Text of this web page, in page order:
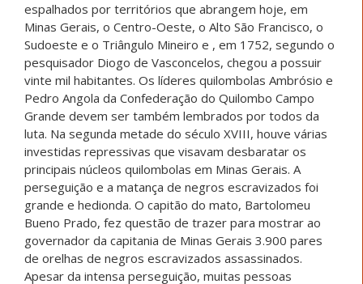
espalhados por territórios que abrangem hoje, em
Minas Gerais, o Centro-Oeste, o Alto São Francisco, o
Sudoeste e o Triângulo Mineiro e , em 1752, segundo o
pesquisador Diogo de Vasconcelos, chegou a possuir
vinte mil habitantes. Os líderes quilombolas Ambrósio e
Pedro Angola da Confederação do Quilombo Campo
Grande devem ser também lembrados por todos da
luta. Na segunda metade do século XVIII, houve várias
investidas repressivas que visavam desbaratar os
principais núcleos quilombolas em Minas Gerais. A
perseguição e a matança de negros escravizados foi
grande e hedionda. O capitão do mato, Bartolomeu
Bueno Prado, fez questão de trazer para mostrar ao
governador da capitania de Minas Gerais 3.900 pares
de orelhas de negros escravizados assassinados.
Apesar da intensa perseguição, muitas pessoas